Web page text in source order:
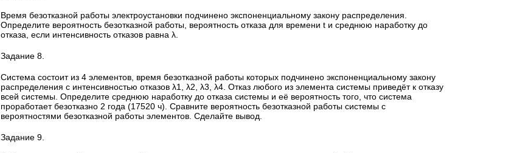
Время безотказной работы электроустановки подчинено экспоненциальному закону распределения.
Определите вероятность безотказной работы, вероятность отказа для времени t и среднюю наработку до
отказа, если интенсивность отказов равна λ.
Задание 8.
Система состоит из 4 элементов, время безотказной работы которых подчинено экспоненциальному закону
распределения с интенсивностью отказов λ1, λ2, λ3, λ4. Отказ любого из элемента системы приведёт к отказу
всей системы. Определите среднюю наработку до отказа системы и её вероятность того, что система
проработает безотказно 2 года (17520 ч). Сравните вероятность безотказной работы системы с
вероятностями безотказной работы элементов. Сделайте вывод.
Задание 9.